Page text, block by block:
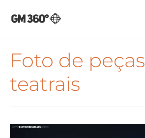
Foto de peças
teatrais